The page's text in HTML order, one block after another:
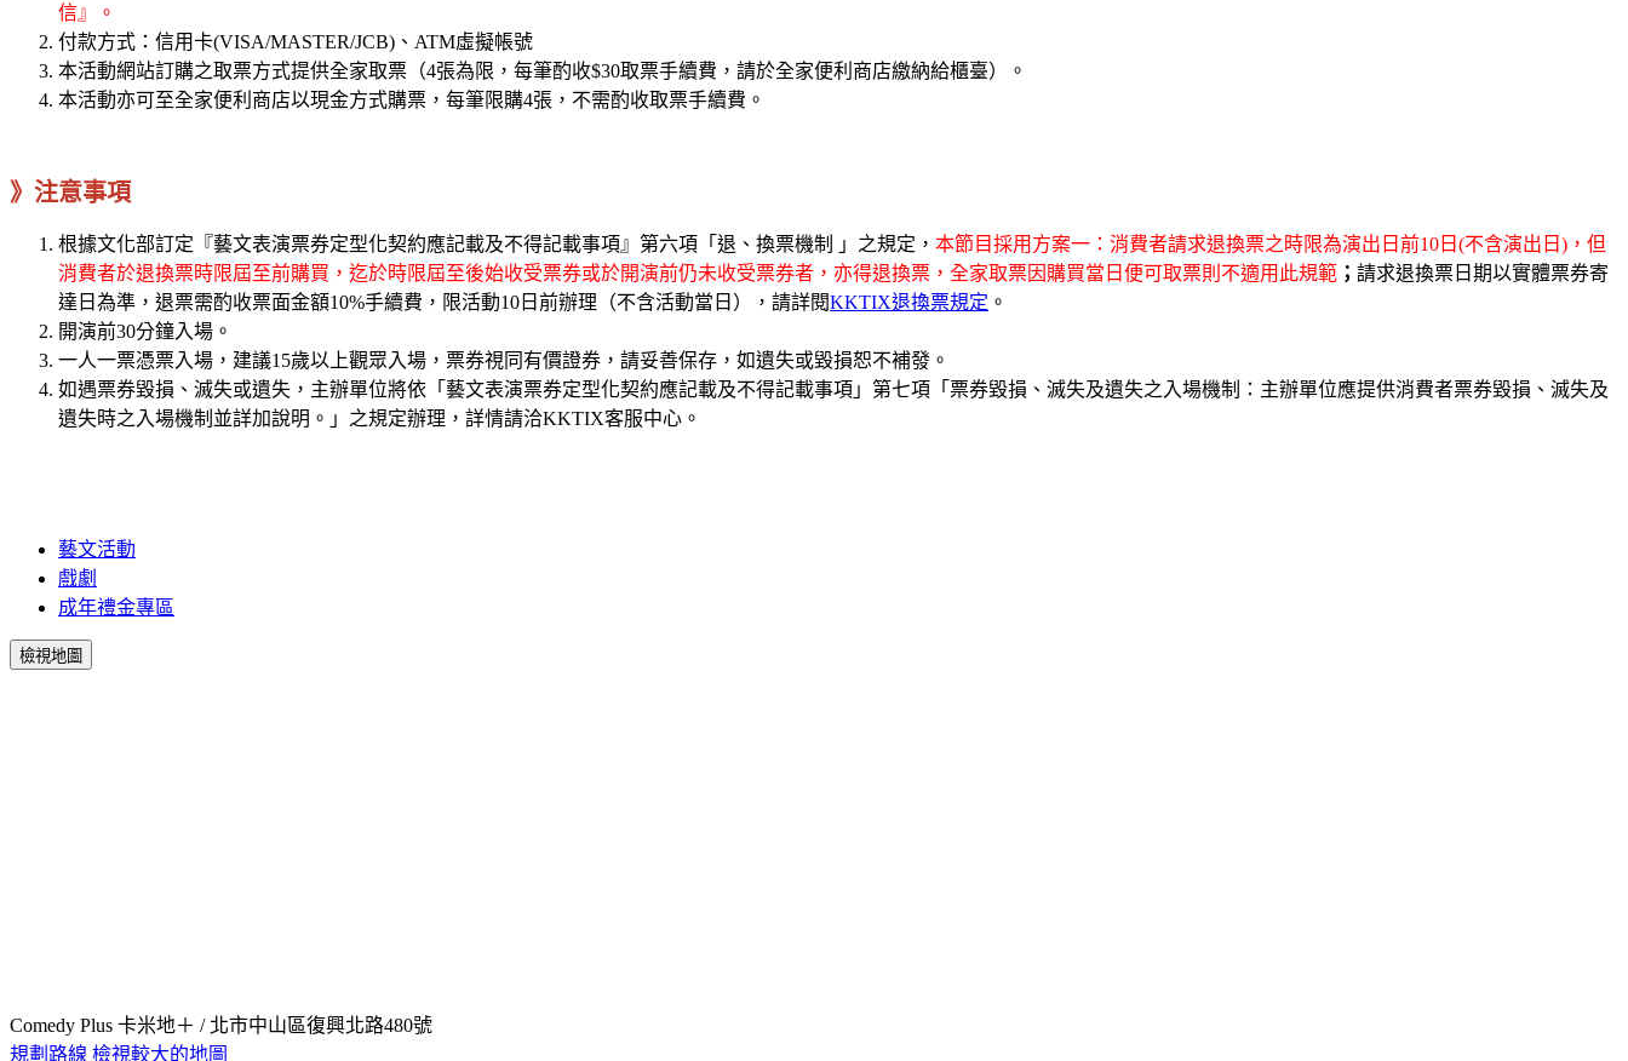
信』。
付款方式：信用卡(VISA/MASTER/JCB)、ATM虛擬帳號
本活動網站訂購之取票方式提供全家取票（4張為限，每筆酌收$30取票手續費，請於全家便利商店繳納給櫃臺）。
本活動亦可至全家便利商店以現金方式購票，每筆限購4張，不需酌收取票手續費。
》注意事項
根據文化部訂定『藝文表演票券定型化契約應記載及不得記載事項』第六項「退、換票機制 」之規定， 本節目採用方案一：消費者請求退換票之時限為演出日前10日(不含演出日)，但
消費者於退換票時限屆至前購買，迄於時限屆至後始收受票券或於開演前仍未收受票券者，亦得退換票，全家取票因購買當日便可取票則不適用此規範 ； 請求退換票日期以實體票券寄
達日為準，退票需酌收票面金額10%手續費，限活動10日前辦理（不含活動當日），請詳閱KKTIX退換票規定 。
開演前30分鐘入場。
一人一票憑票入場，建議15歲以上觀眾入場，票券視同有價證券，請妥善保存，如遺失或毀損恕不補發。
如遇票券毀損、滅失或遺失，主辦單位將依「藝文表演票券定型化契約應記載及不得記載事項」第七項「票券毀損、滅失及遺失之入場機制：主辦單位應提供消費者票券毀損、滅失及
遺失時之入場機制並詳加說明。」之規定辦理，詳情請洽KKTIX客服中心。
藝文活動
戲劇
成年禮金專區
檢視地圖
Comedy Plus 卡米地＋ / 北市中山區復興北路480號
規劃路線 檢視較大的地圖